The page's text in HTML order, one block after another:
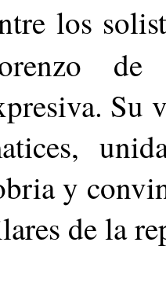
los
de
Su
y
de la